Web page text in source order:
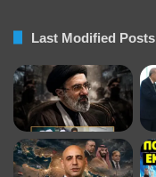
Last Modified Posts